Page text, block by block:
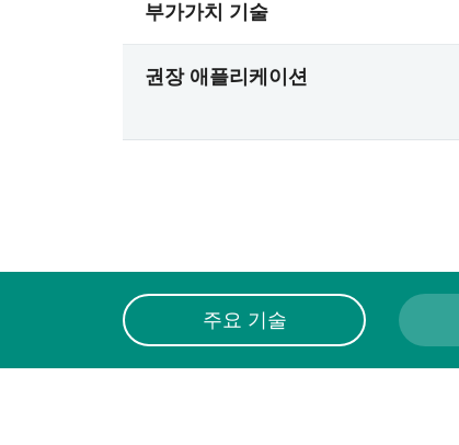
부가가치 기술
권장 애플리케이션
주요 기술